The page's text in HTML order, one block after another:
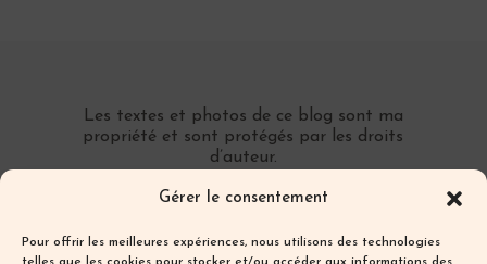
Gérer le consentement
Pour offrir les meilleures expériences, nous utilisons des technologies
Les textes et photos de ce blog sont ma
propriété et sont protégés par les droits
d’auteur.
Toute reproduction partielle ou totale sans